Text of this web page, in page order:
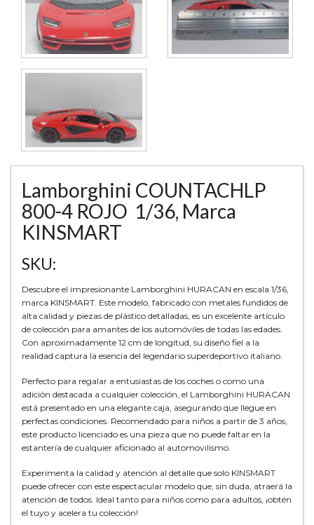
Lamborghini COUNTACHLP
800-4 ROJO 1/36, Marca
KINSMART
SKU:
Descubre el impresionante Lamborghini HURACAN en escala 1/36,
marca KINSMART. Este modelo, fabricado con metales fundidos de
alta calidad y piezas de plástico detalladas, es un excelente artículo
de colección para amantes de los automóviles de todas las edades.
Con aproximadamente 12 cm de longitud, su diseño fiel a la
realidad captura la esencia del legendario superdeportivo italiano.
Perfecto para regalar a entusiastas de los coches o como una
adición destacada a cualquier colección, el Lamborghini HURACAN
está presentado en una elegante caja, asegurando que llegue en
perfectas condiciones. Recomendado para niños a partir de 3 años,
este producto licenciado es una pieza que no puede faltar en la
estantería de cualquier aficionado al automovilismo.
Experimenta la calidad y atención al detalle que solo KINSMART
puede ofrecer con este espectacular modelo que, sin duda, atraerá la
atención de todos. Ideal tanto para niños como para adultos, ¡obtén
el tuyo y acelera tu colección!